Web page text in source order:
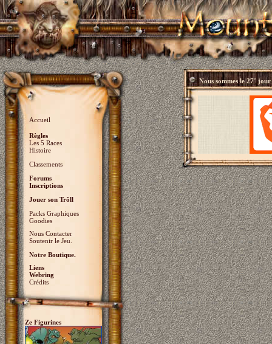
Accueil
Règles
Les 5 Races
Histoire
Classements
Forums
Inscriptions
Jouer son Trõll
Packs Graphiques
Goodies
Nous Contacter
Soutenir le Jeu.
Notre Boutique.
Liens
Webring
Crédits
Ze Figurines
Nous sommes le27° jour